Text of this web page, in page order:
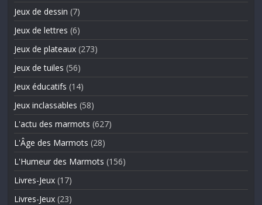
Jeux de dessin (7)
Jeux de lettres (6)
Jeux de plateaux (273)
Jeux de tuiles (56)
Jeux éducatifs (14)
Jeux inclassables (58)
L'actu des marmots (627)
L'Âge des Marmots (28)
L'Humeur des Marmots (156)
Livres-Jeux (17)
Livres-Jeux (23)